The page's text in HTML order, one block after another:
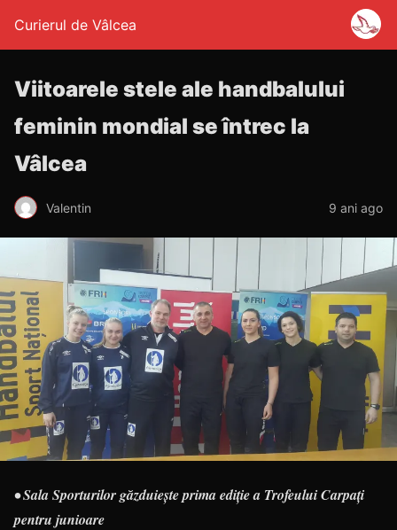
Curierul de Vâlcea
Viitoarele stele ale handbalului
feminin mondial se întrec la
Vâlcea
Valentin 9 ani ago
• Sala Sporturilor găzduiește prima ediție a Trofeului Carpați
pentru junioare